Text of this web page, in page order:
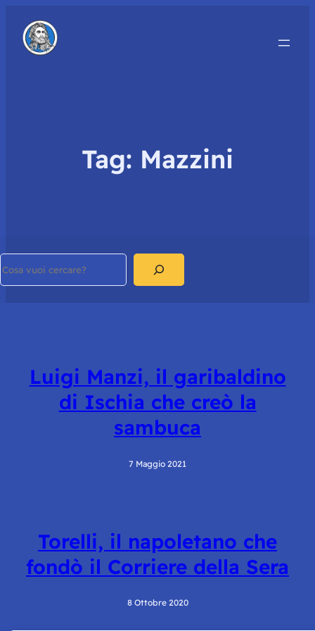
Tag: Mazzini
Luigi Manzi, il garibaldino
di Ischia che creò la
sambuca
7 Maggio 2021
Torelli, il napoletano che
fondò il Corriere della Sera
8 Ottobre 2020